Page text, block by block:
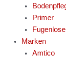
Primer
Marken
Amtico